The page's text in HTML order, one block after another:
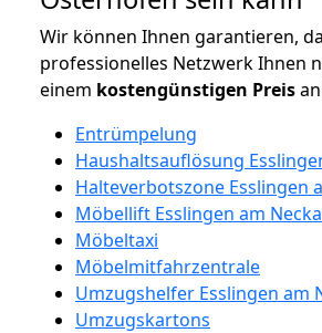
Wir können Ihnen garantieren,
professionelles Netzwerk Ihnen
einem kostengünstigen Preis
Entrümpelung
Haushaltsauflösung
Halteverbotszone Esslingen
Möbellift Esslingen am
Möbeltaxi
Möbelmitfahrzentrale
Umzugshelfer Esslingen am
Umzugskartons